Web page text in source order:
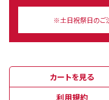
※土日祝祭日のご
カートを見る
利用規約